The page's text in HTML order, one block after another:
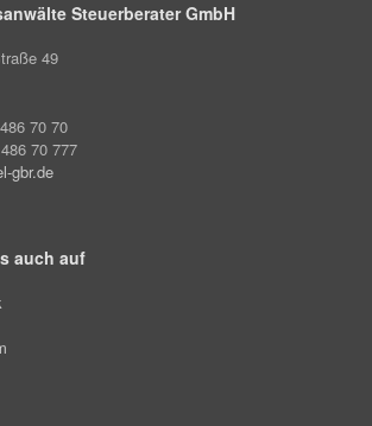
Steuerberater GmbH
49
70 70
70 777
gbr.de
auch auf